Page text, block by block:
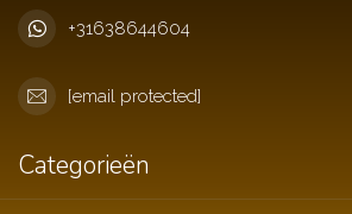
+31638644604
[email protected]
Categorieën